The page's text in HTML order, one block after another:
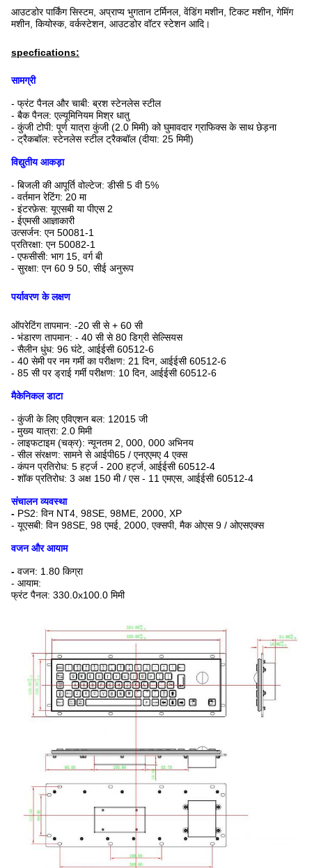
आउटडोर पार्किंग सिस्टम, अप्राप्य भुगतान टर्मिनल, वेंडिंग मशीन, टिकट मशीन, गेमिंग
मशीन, कियोस्क, वर्कस्टेशन, आउटडोर वॉटर स्टेशन आदि।
specfications:
सामग्री
- फ्रंट पैनल और चाबी: ब्रश स्टेनलेस स्टील
- बैक पैनल: एल्यूमिनियम मिश्र धातु
- कुंजी टोपी: पूर्ण यात्रा कुंजी (2.0 मिमी) को घुमावदार ग्राफिक्स के साथ छेड़ना
- ट्रैकबॉल: स्टेनलेस स्टील ट्रैकबॉल (दीया: 25 मिमी)
विद्युतीय आकड़ा
- बिजली की आपूर्ति वोल्टेज: डीसी 5 वी 5%
- वर्तमान रेटिंग: 20 मा
- इंटरफ़ेस: यूएसबी या पीएस 2
- ईएमसी आज्ञाकारी
उत्सर्जन: एन 50081-1
प्रतिरक्षा: एन 50082-1
- एफसीसी: भाग 15, वर्ग बी
- सुरक्षा: एन 60 9 50, सीई अनुरूप
पर्यावरण के लक्षण
ऑपरेटिंग तापमान: -20 सी से + 60 सी
- भंडारण तापमान: - 40 सी से 80 डिग्री सेल्सियस
- सैलीन धुंध: 96 घंटे, आईईसी 60512-6
- 40 सेमी पर नम गर्मी का परीक्षण: 21 दिन, आईईसी 60512-6
- 85 सी पर ड्राई गर्मी परीक्षण: 10 दिन, आईईसी 60512-6
मैकेनिकल डाटा
- कुंजी के लिए एविएशन बल: 12015 जी
- मुख्य यात्रा: 2.0 मिमी
- लाइफटाइम (चक्र): न्यूनतम 2, 000, 000 अभिनय
- सील संरक्षण: सामने से आईपी65 / एनएएमए 4 एक्स
- कंपन प्रतिरोध: 5 हर्ट्ज - 200 हर्ट्ज, आईईसी 60512-4
- शॉक प्रतिरोध: 3 अक्ष 150 मी / एस - 11 एमएस, आईईसी 60512-4
संचालन व्यवस्था
- PS2: विन NT4, 98SE, 98ME, 2000, XP
- यूएसबी: विन 98SE, 98 एमई, 2000, एक्सपी, मैक ओएस 9 / ओएसएक्स
वजन और आयाम
- वजन: 1.80 किग्रा
- आयाम:
फ्रंट पैनल: 330.0x100.0 मिमी